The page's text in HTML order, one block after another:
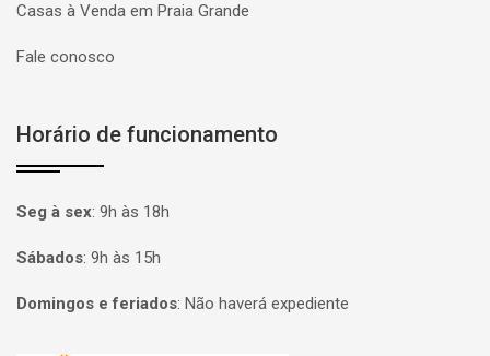
Casas à Venda em Praia Grande
Fale conosco
Horário de funcionamento
Seg à sex: 9h às 18h
Sábados: 9h às 15h
Domingos e feriados: Não haverá expediente